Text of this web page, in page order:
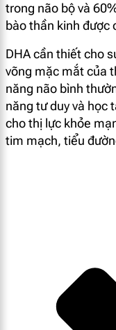
trong não bộ và
bào thần kinh được
DHA cần thiết cho
võng mặc mắt của
năng não bình
năng tư duy và học
cho thị lực khỏe
tim mạch, tiểu